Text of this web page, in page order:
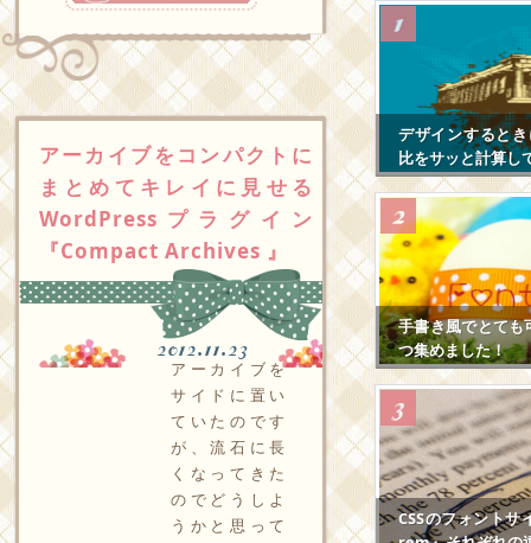
アーカイブをコンパクトに
まとめてキレイに見せる
WordPressプラグイン
『Compact Archives 』
2012.11.23
アーカイブを
サイドに置い
ていたのです
が、流石に長
くなってきた
のでどうしよ
うかと思って
デザインすると
比をサッと計算し
手書き風でとても
つ集めました！
CSSのフォント